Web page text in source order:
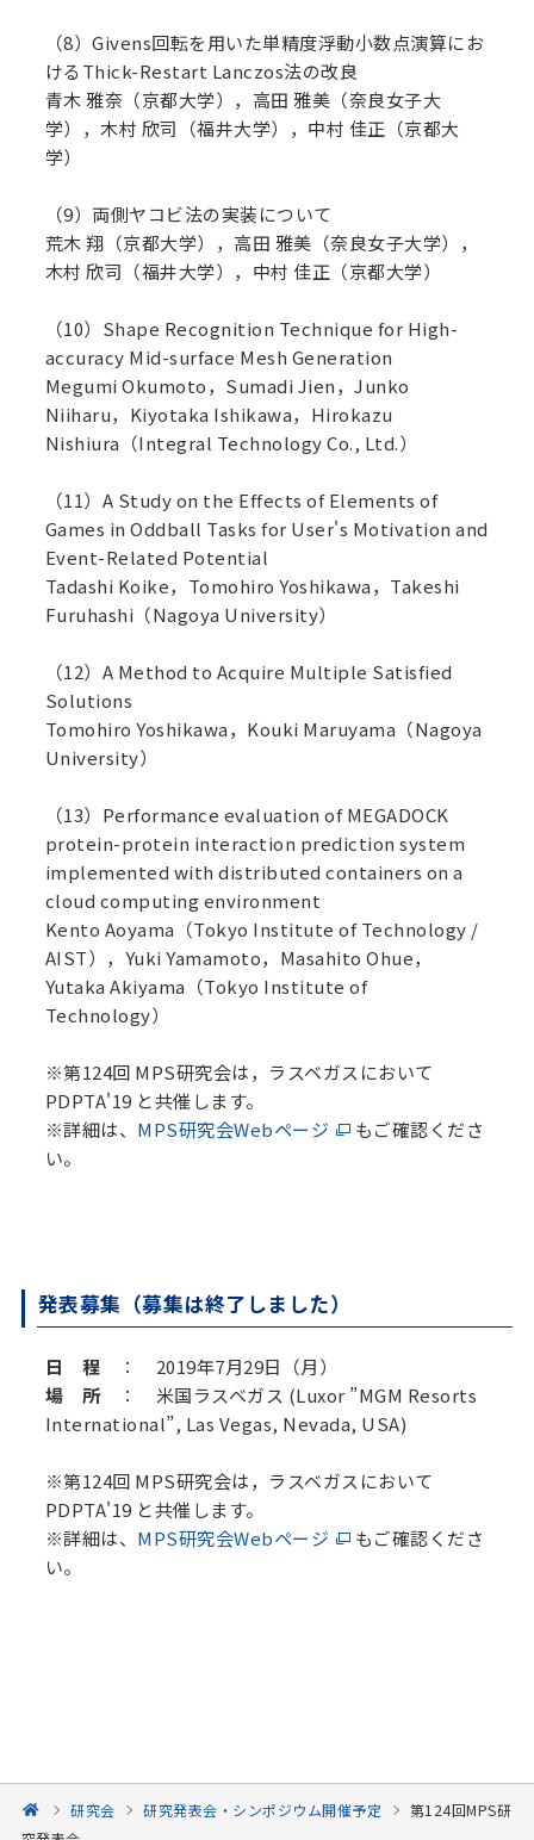
（8）Givens回転を用いた単精度浮動小数点演算にお
けるThick-Restart Lanczos法の改良
青木 雅奈（京都大学），高田 雅美（奈良女子大
学），木村 欣司（福井大学），中村 佳正（京都大
学）
（9）両側ヤコビ法の実装について
荒木 翔（京都大学），高田 雅美（奈良女子大学），
木村 欣司（福井大学），中村 佳正（京都大学）
（10）Shape Recognition Technique for High-
accuracy Mid-surface Mesh Generation
Megumi Okumoto，Sumadi Jien，Junko
Niiharu，Kiyotaka Ishikawa，Hirokazu
Nishiura（Integral Technology Co., Ltd.）
（11）A Study on the Effects of Elements of
Games in Oddball Tasks for User's Motivation and
Event-Related Potential
Tadashi Koike，Tomohiro Yoshikawa，Takeshi
Furuhashi（Nagoya University）
（12）A Method to Acquire Multiple Satisfied
Solutions
Tomohiro Yoshikawa，Kouki Maruyama（Nagoya
University）
（13）Performance evaluation of MEGADOCK
protein-protein interaction prediction system
implemented with distributed containers on a
cloud computing environment
Kento Aoyama（Tokyo Institute of Technology /
AIST），Yuki Yamamoto，Masahito Ohue，
Yutaka Akiyama（Tokyo Institute of
Technology）
※第124回 MPS研究会は，ラスベガスにおいて
PDPTA'19 と共催します。
※詳細は、 MPS研究会Webページ
もご確認くださ
い。
発表募集（募集は終了しました）
日 程 ： 2019年7月29日（月）
場 所： 米国ラスベガス (Luxor ”MGM Resorts
International”, Las Vegas, Nevada, USA)
※第124回 MPS研究会は，ラスベガスにおいて
PDPTA'19 と共催します。
※詳細は、 MPS研究会Webページ
もご確認くださ
い。
研究会 研究発表会・シンポジウム開催予定
第124回MPS研